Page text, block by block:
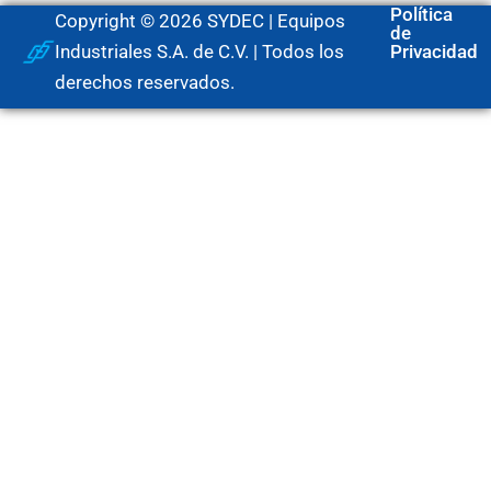
Copyright © 2026 SYDEC | Equipos
Industriales S.A. de C.V. | Todos los
derechos reservados.
Política
de
Privacidad